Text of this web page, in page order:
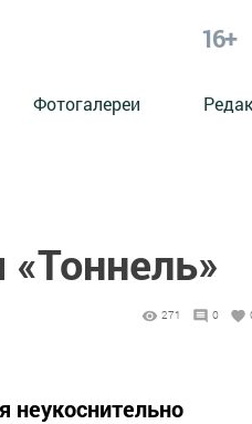
16+
Фотогалереи
271 0
неукоснительно